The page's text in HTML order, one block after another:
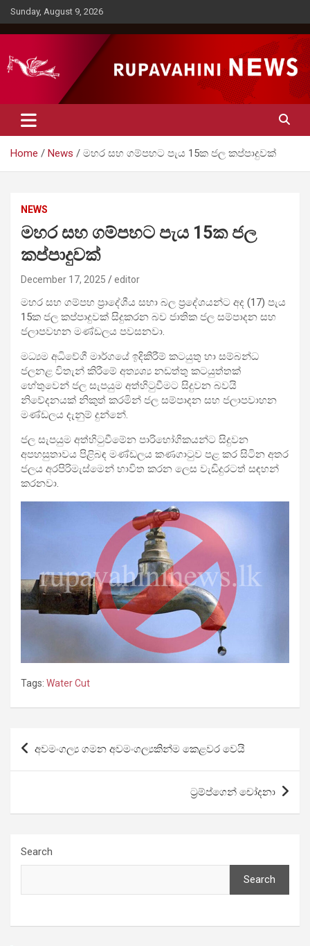
Skip
to
content
Sunday, August 9, 2026
Rupavahini News
Home News මහර සහ ගම්පහට පැය 15ක ජල කප්පාදුවක්
NEWS
මහර සහ ගම්පහට පැය 15ක ජල
කප්පාදුවක්
December 17, 2025 editor
මහර සහ ගම්පහ ප්‍රාදේශීය සභා බල ප්‍රදේශයන්ට අද (17) පැය
15ක ජල කප්පාදුවක් සිදුකරන බව ජාතික ජල සම්පාදන සහ
ජලාපවහන මණ්ඩලය පවසනවා.
මධ්‍යම අධිවේගී මාර්ගයේ ඉදිකිරීම් කටයුතු හා සම්බන්ධ
ජලනළ විතැන් කිරීමේ අත්‍යශ්‍ය නඩත්තු කටයුත්තක්
හේතුවෙන් ජල සැපයුම අත්හිටුවීමට සිදුවන බවයි
නිවේදනයක් නිකුත් කරමින් ජල සම්පාදන සහ ජලාපවාහන
මණ්ඩලය දැනුම් දුන්නේ.
ජල සැපයුම අත්හිටුවීමේන පාරිභෝගිකයන්ට සිදුවන
අපහසුතාවය පිළිබඳ මණ්ඩලය කණගාටුව පළ කර සිටින අතර
ජලය අරපිරිමැස්මෙන් භාවිත කරන ලෙස වැඩිදුරටත් සඳහන්
කරනවා.
Tags: Water Cut
Post
navigation
අවමංගල්‍ය ගමන අවමංගල්‍යකින්ම ‌කෙළවර වෙයි
ට්‍රම්ප්ගෙන් චෝදනා
Search
Search